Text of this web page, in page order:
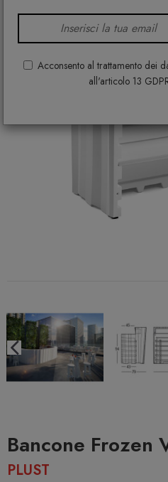
Acconsento al trattamento dei
all'articolo 13
Bancone Frozen
PLUST